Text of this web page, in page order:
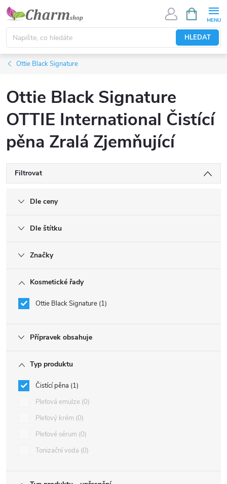
Přejít
obsah
HLEDAT
NÁKUPNÍ
KOŠÍK
Ottie Black Signature
Ottie Black Signature
OTTIE International Čistící
pěna Zralá Zjemňující
Filtrovat
Dle ceny
Dle štítku
Značky
Kosmetické řady
Ottie Black Signature 1
Přípravek obsahuje
Typ produktu
Čistící pěna 1
Pleťová emulze 0
Pleťový krém 0
Pleťové sérum 0
Tonizační voda 0